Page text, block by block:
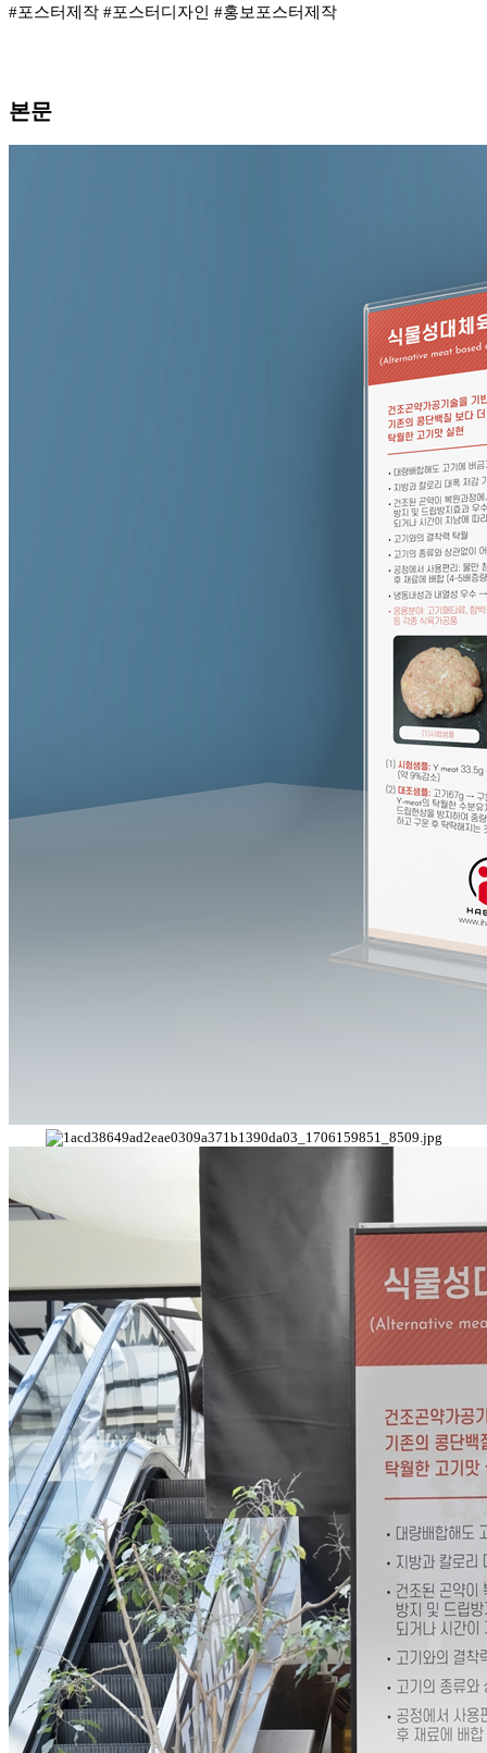
#포스터제작 #포스터디자인 #홍보포스터제작
본문